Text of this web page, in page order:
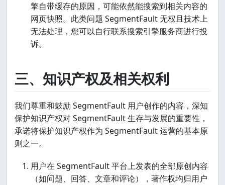
擎自带缓存的原因，可能依然能搜索到相关内容的
网页快照。此类问题 SegmentFault 无权且技术上
无法处理，您可以自行联系搜索引擎服务商进行投
诉。
三、知识产权及相关权利
我们尊重和鼓励 SegmentFault 用户创作的内容，深知
保护知识产权对 SegmentFault 生存与发展的重要性，
承诺将保护知识产权作为 SegmentFault 运营的基本原
则之一。
用户在 SegmentFault 平台上发表的全部原创内容
（如问题、回答、文章和评论），著作权均归用户